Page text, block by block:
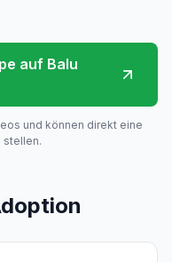
auf Balu
und können direkt eine
stellen.